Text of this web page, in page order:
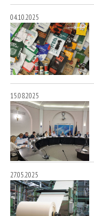
04.10.2025
15.08.2025
27.05.2025